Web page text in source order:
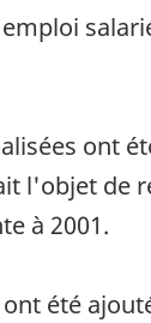
ont
l'objet de
à 2001.
été